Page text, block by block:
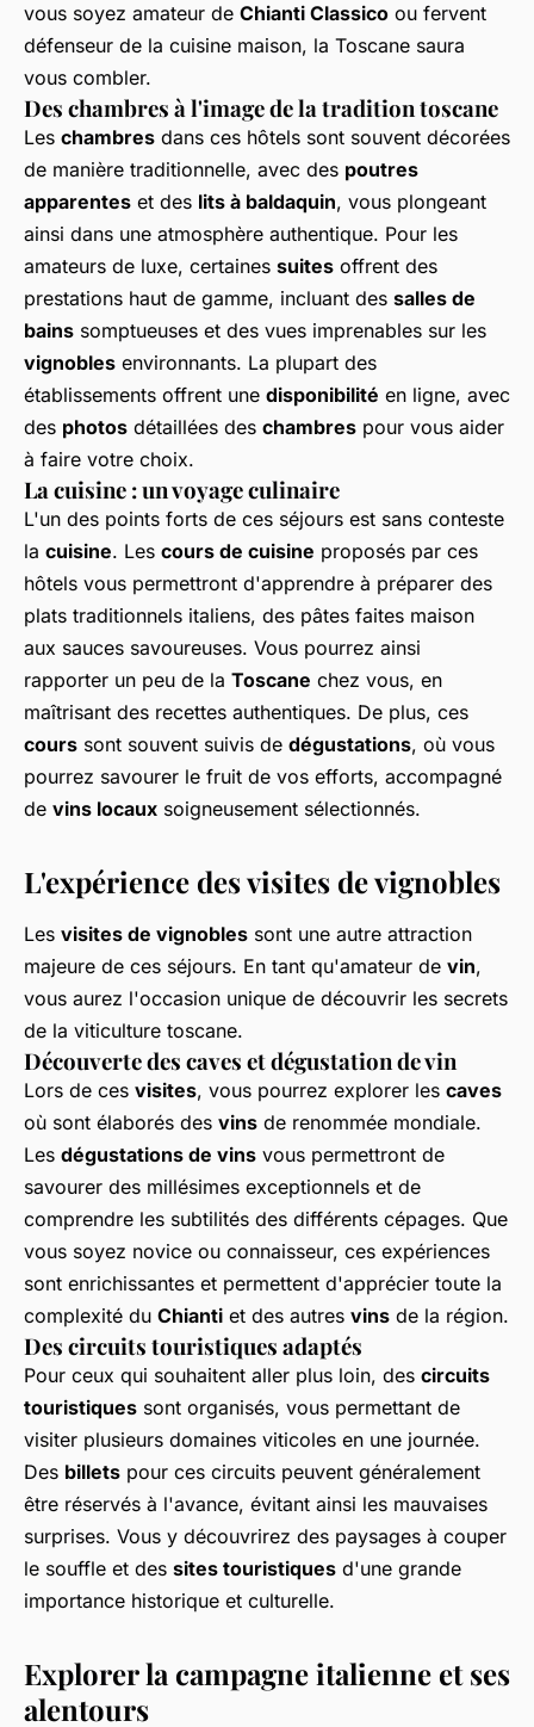
vous soyez amateur de Chianti Classico ou fervent
défenseur de la cuisine maison, la Toscane saura
vous combler.
Des chambres à l'image de la tradition toscane
Les chambres dans ces hôtels sont souvent décorées
de manière traditionnelle, avec des poutres
apparentes et des lits à baldaquin, vous plongeant
ainsi dans une atmosphère authentique. Pour les
amateurs de luxe, certaines suites offrent des
prestations haut de gamme, incluant des salles de
bains somptueuses et des vues imprenables sur les
vignobles environnants. La plupart des
établissements offrent une disponibilité en ligne, avec
des photos détaillées des chambres pour vous aider
à faire votre choix.
La cuisine : un voyage culinaire
L'un des points forts de ces séjours est sans conteste
la cuisine. Les cours de cuisine proposés par ces
hôtels vous permettront d'apprendre à préparer des
plats traditionnels italiens, des pâtes faites maison
aux sauces savoureuses. Vous pourrez ainsi
rapporter un peu de la Toscane chez vous, en
maîtrisant des recettes authentiques. De plus, ces
cours sont souvent suivis de dégustations, où vous
pourrez savourer le fruit de vos efforts, accompagné
de vins locaux soigneusement sélectionnés.
L'expérience des visites de vignobles
Les visites de vignobles sont une autre attraction
majeure de ces séjours. En tant qu'amateur de vin,
vous aurez l'occasion unique de découvrir les secrets
de la viticulture toscane.
Découverte des caves et dégustation de vin
Lors de ces visites, vous pourrez explorer les caves
où sont élaborés des vins de renommée mondiale.
Les dégustations de vins vous permettront de
savourer des millésimes exceptionnels et de
comprendre les subtilités des différents cépages. Que
vous soyez novice ou connaisseur, ces expériences
sont enrichissantes et permettent d'apprécier toute la
complexité du Chianti et des autres vins de la région.
Des circuits touristiques adaptés
Pour ceux qui souhaitent aller plus loin, des circuits
touristiques sont organisés, vous permettant de
visiter plusieurs domaines viticoles en une journée.
Des billets pour ces circuits peuvent généralement
être réservés à l'avance, évitant ainsi les mauvaises
surprises. Vous y découvrirez des paysages à couper
le souffle et des sites touristiques d'une grande
importance historique et culturelle.
Explorer la campagne italienne et ses
alentours